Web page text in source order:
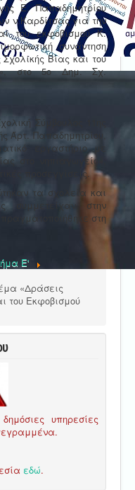
Ε. Παπαδημητρίου
ν.Καρδίτσας για την
του εκφοβισμού Κ.
συνάντηση
Βίας και του
στο 5ο Δημ. Σχ.
Σύμβουλος 11ης
Άρτ. Παπαδημητρίου,
εργαστήριο με
στο νηπιαγωγείο»,
προσεγγίσεις.
τα σχολεία και
συμμετείχαν στην
στη
E'
«Δράσεις
του Εκφοβισμού
υπηρεσίες
εδώ.